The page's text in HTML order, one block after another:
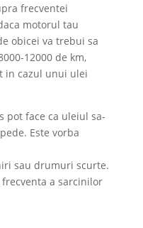
frecventei
motorul tau
obicei va trebui sa
12000 de km,
in cazul unui ulei
pot face ca uleiul sa-
Este vorba
sau drumuri scurte.
a sarcinilor